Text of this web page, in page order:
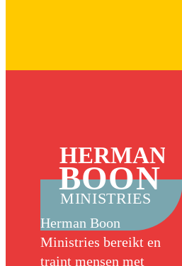
MINISTRIES
BOON
HERMAN
Herman Boon
Ministries bereikt en
traint mensen met